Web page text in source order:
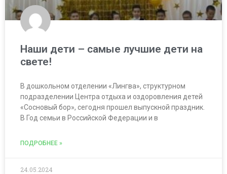
Наши дети – самые лучшие дети на
свете!
В дошкольном отделении «Лингва», структурном
подразделении Центра отдыха и оздоровления детей
«Сосновый бор», сегодня прошел выпускной праздник.
В Год семьи в Российской Федерации и в
ПОДРОБНЕЕ »
24.05.2024